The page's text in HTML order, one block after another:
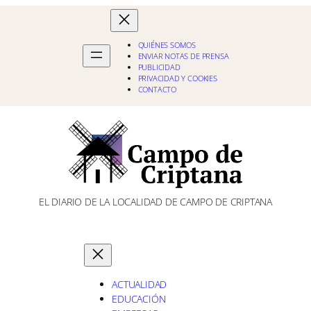
QUIÉNES SOMOS
ENVIAR NOTAS DE PRENSA
PUBLICIDAD
PRIVACIDAD Y COOKIES
CONTACTO
EL DIARIO DE LA LOCALIDAD DE CAMPO DE CRIPTANA
ACTUALIDAD
EDUCACIÓN